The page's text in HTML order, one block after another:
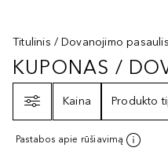
Titulinis Dovanojimo pasaulis
KUPONAS /
KUPONAS /
Kaina
Produkto
Pastabos apie rūšiavimą